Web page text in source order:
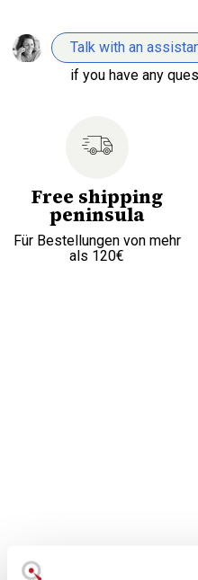
Talk with an
if you have any
Free shipping
peninsula
Für Bestellungen von mehr
als 120€